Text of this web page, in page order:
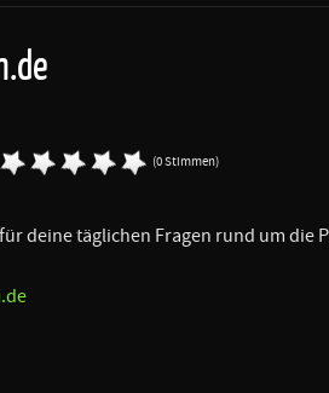
(0 Stimmen)
deine täglichen Fragen rund um